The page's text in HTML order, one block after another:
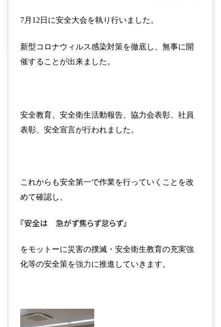
7月 12 日に安全大会を執り行いました。
新型コロナウィルス感染対策を徹底し、無事に 開
催することが出来ました。
安全教育、安全衛生活動報告、協力会表彰、社員
表彰、安全宣言が行われました。
これからも安全第一で作業を行っていくことを改
めて確認し、
『安全は 急がず焦らず怠らず』
をモットーに災害の撲滅・安全衛生教育の充実強
化等の安全策を強力に推進していきます。